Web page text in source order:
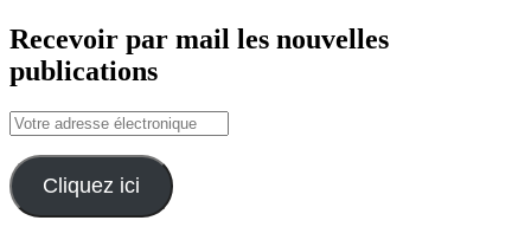
Recevoir par mail les nouvelles
publications
Votre
adresse
électronique
Cliquez ici